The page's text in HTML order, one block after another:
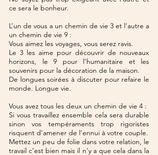
ce sera le bonheur.
L’un de vous a un chemin de vie 3 et l’autre a
un chemin de vie 9 :
Vous aimez les voyages, vous serez ravis.
Le 3 les aime pour découvrir de nouveaux
horizons, le 9 pour l’humanitaire et les
souvenirs pour la décoration de la maison.
De longues soirées à discuter pour refaire le
monde. Longue vie.
Vous avez tous les deux un chemin de vie 4 :
Si vous travaillez ensemble cela sera durable
sinon vos tempéraments trop rigoristes
risquent d’amener de l’ennui à votre couple.
Mettez un peu de folie dans votre relation, le
travail c’est bien mais il n’y a que cela dans la